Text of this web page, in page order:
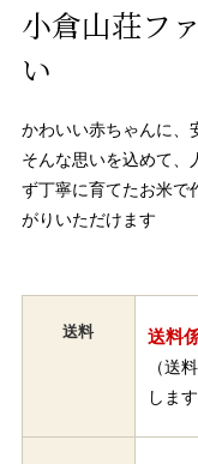
小倉山荘フ
い
かわいい赤ちゃんに、
そんな思いを込めて、
ず丁寧に育てたお米
がりいただけます
送料 送料
（送
します